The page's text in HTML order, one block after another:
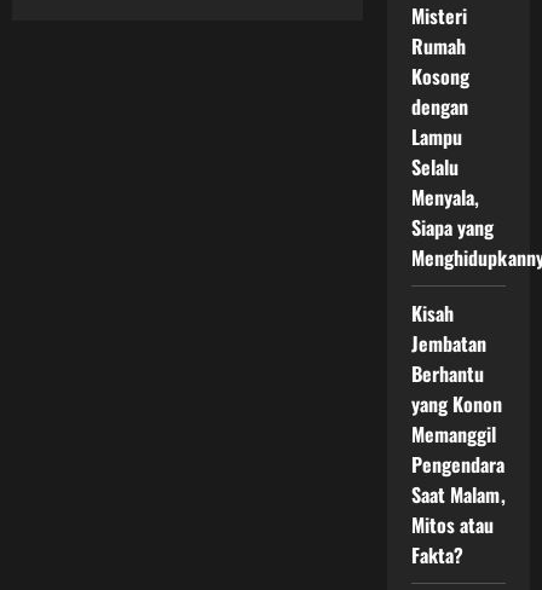
Misteri
Rumah
Kosong
dengan
Lampu
Selalu
Menyala,
Siapa yang
Kisah
Jembatan
Berhantu
yang Konon
Memanggil
Pengendara
Saat Malam,
Mitos atau
Fakta?